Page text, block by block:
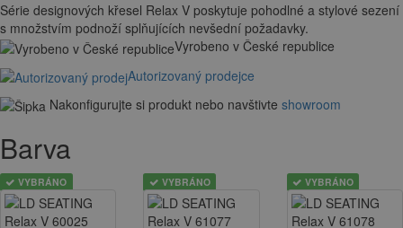
Série designových křesel Relax V poskytuje pohodlné a stylové sezení
s množstvím podnoží splňujících nevšední požadavky.
Vyrobeno v České republice
Autorizovaný prodejce
Nakonfigurujte si produkt nebo navštivte showroom
Barva
VYBRÁNO VYBRÁNO VYBRÁNO